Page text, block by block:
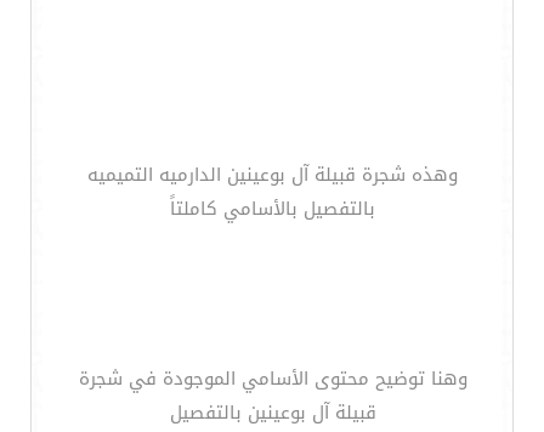
وهذه شجرة قبيلة آل بوعينين الدارميه التميميه
بالتفصيل بالأسامي كاملتاً
وهنا توضيح محتوى الأسامي الموجودة في شجرة
قبيلة آل بوعينين بالتفصيل